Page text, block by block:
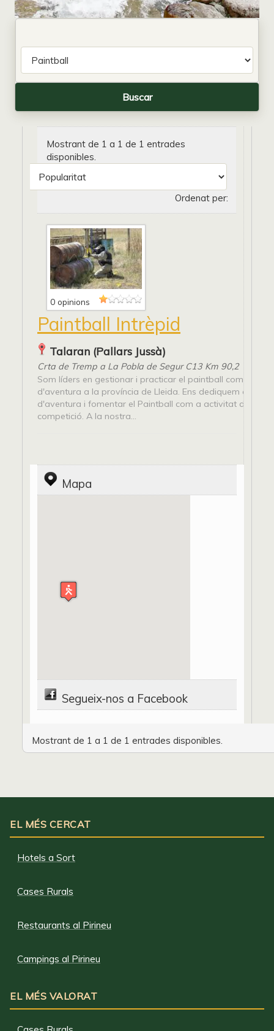
Mostrant de 1 a 1 de 1 entrades
disponibles.
Ordenat per:
0 opinions
Paintball Intrèpid
Talaran (Pallars Jussà)
Crta de Tremp a La Pobla de Segur C13 Km 90,2
Som líders en gestionar i practicar el paintball com esport
d'aventura a la província de Lleida. Ens dediquem a
d'aventura i fomentar el Paintball com a activitat d'oci i
competició. A la nostra...
Mapa
Segueix-nos a Facebook
Mostrant de 1 a 1 de 1 entrades disponibles.
EL MÉS CERCAT
Hotels a Sort
Cases Rurals
Restaurants al Pirineu
Campings al Pirineu
EL MÉS VALORAT